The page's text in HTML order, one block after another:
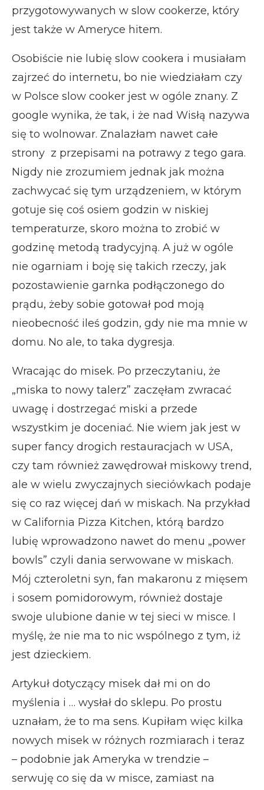
przygotowywanych w slow cookerze, który
jest także w Ameryce hitem.
Osobiście nie lubię slow cookera i musiałam
zajrzeć do internetu, bo nie wiedziałam czy
w Polsce slow cooker jest w ogóle znany. Z
google wynika, że tak, i że nad Wisłą nazywa
się to wolnowar. Znalazłam nawet całe
strony z przepisami na potrawy z tego gara.
Nigdy nie zrozumiem jednak jak można
zachwycać się tym urządzeniem, w którym
gotuje się coś osiem godzin w niskiej
temperaturze, skoro można to zrobić w
godzinę metodą tradycyjną. A już w ogóle
nie ogarniam i boję się takich rzeczy, jak
pozostawienie garnka podłączonego do
prądu, żeby sobie gotował pod moją
nieobecność ileś godzin, gdy nie ma mnie w
domu. No ale, to taka dygresja.
Wracając do misek. Po przeczytaniu, że
„miska to nowy talerz” zaczęłam zwracać
uwagę i dostrzegać miski a przede
wszystkim je doceniać. Nie wiem jak jest w
super fancy drogich restauracjach w USA,
czy tam również zawędrował miskowy trend,
ale w wielu zwyczajnych sieciówkach podaje
się co raz więcej dań w miskach. Na przykład
w California Pizza Kitchen, którą bardzo
lubię wprowadzono nawet do menu „power
bowls” czyli dania serwowane w miskach.
Mój czteroletni syn, fan makaronu z mięsem
i sosem pomidorowym, również dostaje
swoje ulubione danie w tej sieci w misce. I
myślę, że nie ma to nic wspólnego z tym, iż
jest dzieckiem.
Artykuł dotyczący misek dał mi on do
myślenia i … wysłał do sklepu. Po prostu
uznałam, że to ma sens. Kupiłam więc kilka
nowych misek w różnych rozmiarach i teraz
– podobnie jak Ameryka w trendzie –
serwuję co się da w misce, zamiast na